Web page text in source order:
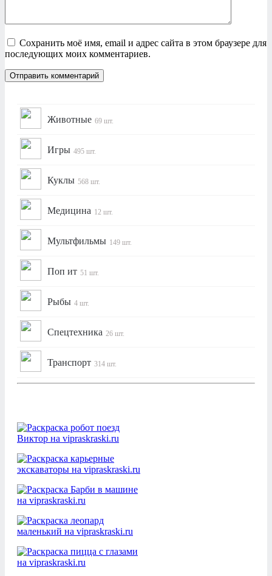
Сохранить моё имя, email и адрес сайта в этом браузере для
последующих моих комментариев.
Животные 69 шт.
Игры 495 шт.
Куклы 568 шт.
Медицина 12 шт.
Мультфильмы 149 шт.
Поп ит 51 шт.
Рыбы 4 шт.
Спецтехника 26 шт.
Транспорт 314 шт.